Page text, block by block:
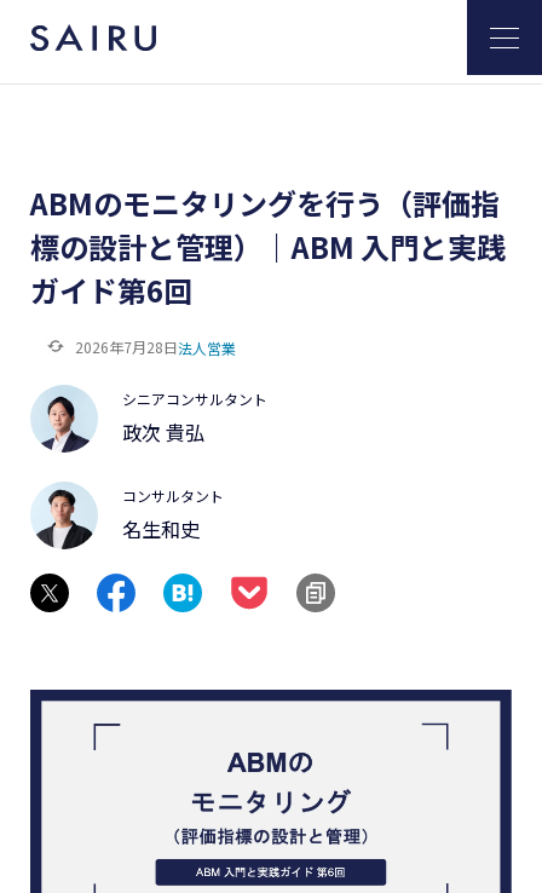
ABMのモニタリングを行う（評価指
標の設計と管理）｜ABM 入門と実践
ガイド第6回
2026年7月28日法人営業
シニアコンサルタント
政次 貴弘
コンサルタント
名生和史